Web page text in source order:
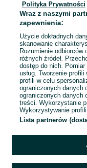
Mapa miejscowości
Polityka Prywatności
Wraz z naszymi
zapewnienia:
Użycie dokładnych
skanowanie
Rozumienie
różnych źródeł.
dostęp do nich.
usług. Tworzenie
profili w celu
ograniczonych danych
ograniczonych danych
treści. Wykorzystanie
Wykorzystywanie
Lista partnerów